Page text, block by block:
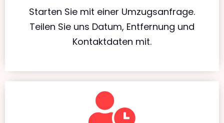
Starten Sie mit einer Umzugsanfrage.
Teilen Sie uns Datum, Entfernung und
Kontaktdaten mit.